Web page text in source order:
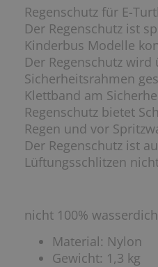
Regenschutz für E-
Der Regenschutz ist
Kinderbus Modelle
Der Regenschutz wird
Sicherheitsrahmen
Klettband am
Regenschutz bietet
Regen und vor
Der Regenschutz ist
Lüftungsschlitzen
nicht 100%
Material: Nylon
Gewicht: 1,3 kg